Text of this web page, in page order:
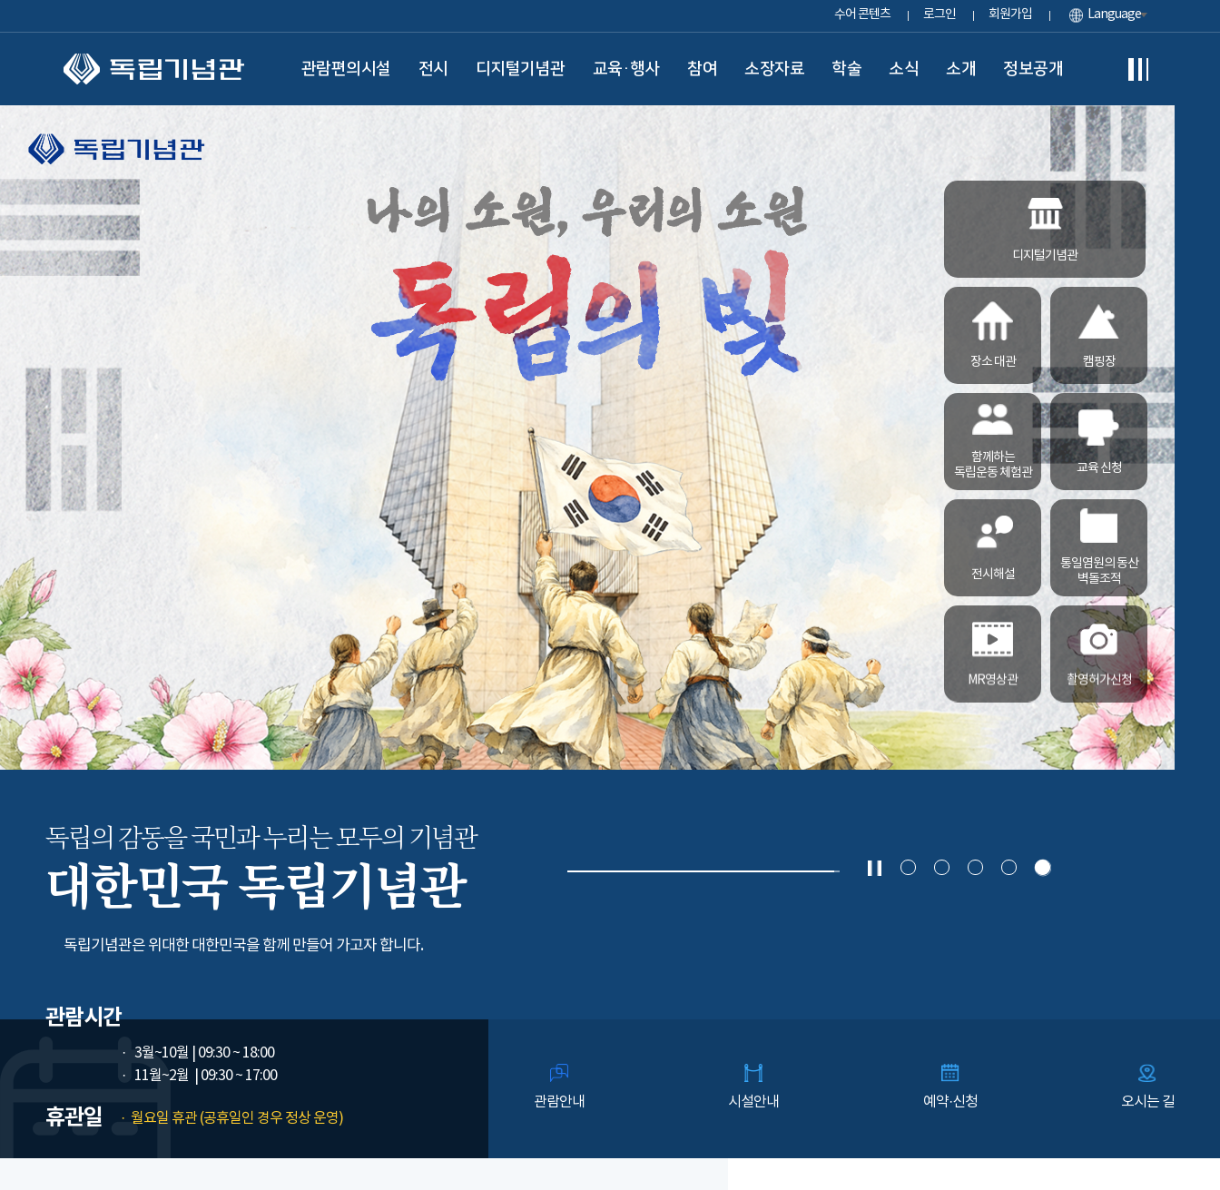
수어 콘텐츠 로그인 회원가입 Language
관람편의시설 전시 디지털기념관 교육·행사 참여 소장자료 학술 소식 소개 정보공개
디지털기념관
장소 대관 캠핑장
함께하는
독립운동 체험관
교육 신청
전시해설
통일염원의 동산
벽돌조적
MR영상관 촬영허가신청
독립의 감동을 국민과 누리는모두의 기념관
대한민국 독립기념관
독립기념관은 위대한 대한민국을 함께 만들어 가고자 합니다.
관람시간
3월~10월
| 09:30 ~ 18:00
11월~2월
| 09:30 ~ 17:00
휴관일 월요일 휴관 (공휴일인 경우 정상 운영)
관람안내 시설안내 예약·신청 오시는 길